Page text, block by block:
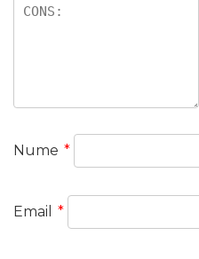
Nume *
Email *